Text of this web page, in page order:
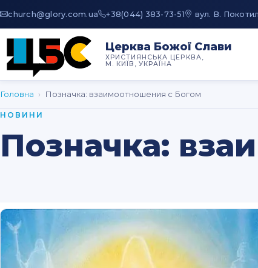
au.moc.yrolg@hcruhc +38(044) 383-73-51 вул. В.
Церква Божої Слави
ХРИСТИЯНСЬКА ЦЕРКВА,
М. КИЇВ, УКРАЇНА
Головна › Позначка: взаимоотношения с Богом
НОВИНИ
Позначка: